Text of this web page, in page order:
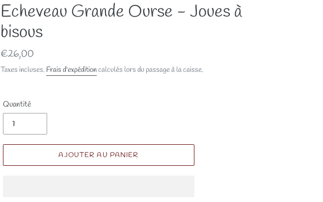
Echeveau Grande Ourse - Joues à
bisous
Prix
normal
€26,00
Taxes incluses. Frais d'expéditioncalculés lors du passage à la caisse.
Quantité
AJOUTER AU PANIER